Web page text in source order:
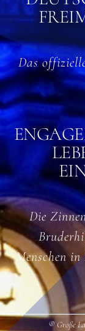
Das
Die
Menschen
® Große